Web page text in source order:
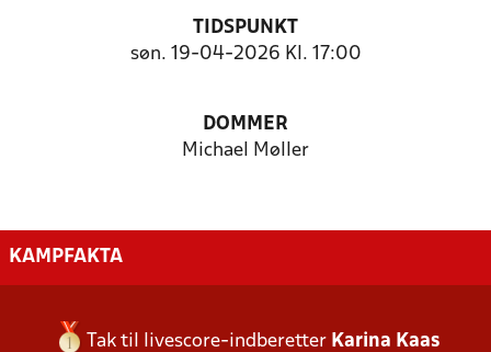
TIDSPUNKT
søn. 19-04-2026 Kl. 17:00
DOMMER
Michael Møller
KAMPFAKTA
Tak til livescore-indberetter Karina Kaas